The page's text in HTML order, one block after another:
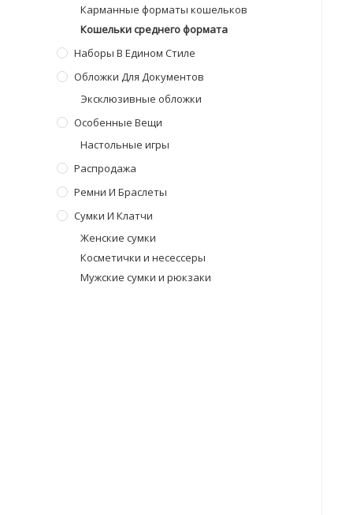
Карманные форматы кошельков
Кошельки среднего формата
Наборы В Едином Стиле
Обложки Для Документов
Эксклюзивные обложки
Особенные Вещи
Настольные игры
Распродажа
Ремни И Браслеты
Сумки И Клатчи
Женские сумки
Косметички и несессеры
Мужские сумки и рюкзаки